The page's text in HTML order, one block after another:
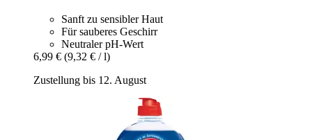
Sanft zu sensibler Haut
Für sauberes Geschirr
Neutraler pH-Wert
6,99 € (9,32 € / l)
Zustellung bis 12. August